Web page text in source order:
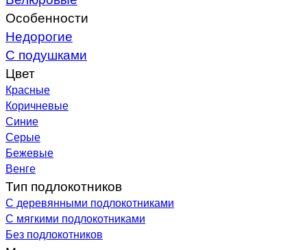
Особенности
Недорогие
С подушками
Цвет
Красные
Коричневые
Синие
Серые
Бежевые
Венге
Тип подлокотников
С деревянными подлокотниками
С мягкими подлокотниками
Без подлокотников